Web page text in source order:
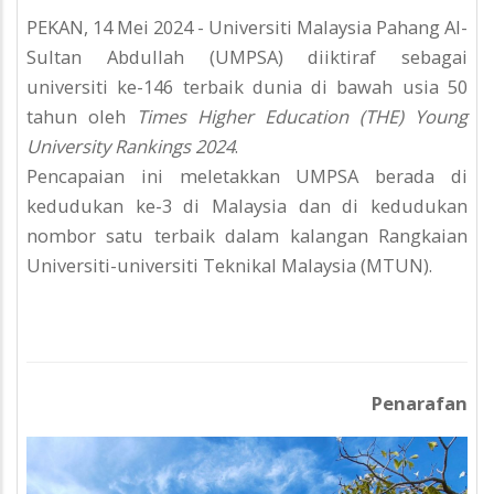
PEKAN, 14 Mei 2024 - Universiti Malaysia Pahang Al-
Sultan Abdullah (UMPSA) diiktiraf sebagai
universiti ke-146 terbaik dunia di bawah usia 50
tahun oleh
Times Higher Education (THE) Young
University Rankings 2024.
Pencapaian ini meletakkan UMPSA berada di
kedudukan ke-3 di Malaysia dan di kedudukan
nombor satu terbaik dalam kalangan Rangkaian
Universiti-universiti Teknikal Malaysia (MTUN).
Penarafan